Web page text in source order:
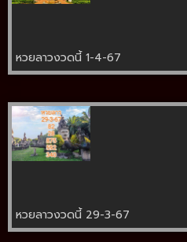
หวยลาวงวดนี้ 1-4-67
หวยลาวงวดนี้ 29-3-67